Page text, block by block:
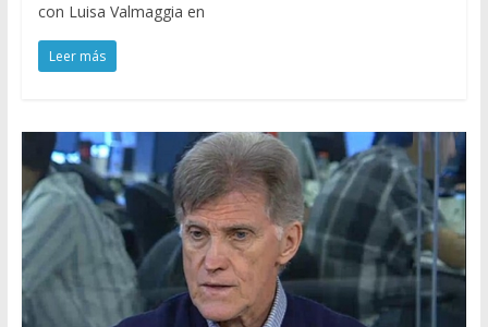
con Luisa Valmaggia en
Leer más